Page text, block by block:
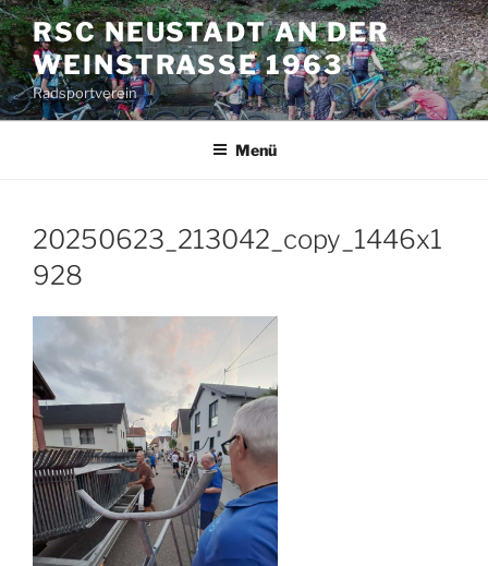
Zum
Inhalt
springen
RSC NEUSTADT AN DER
WEINSTRASSE 1963
Radsportverein
Menü
20250623_213042_copy_1446x1
928